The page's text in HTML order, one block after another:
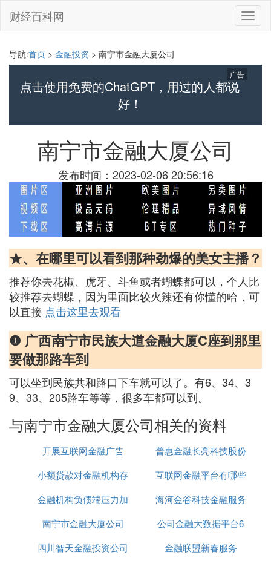
切
换
财经百科网
导航:首页 > 金融投资 > 南宁市金融大厦公司
点击使用免费的ChatGPT，用过的人都说
好！
广告
南宁市金融大厦公司
发布时间：2023-02-06 20:56:16
★、在哪里可以看到那种劲爆的美女主播？
推荐你去花椒、虎牙、斗鱼或者蝴蝶都可以，个人比
较推荐去蝴蝶，因为里面比较火辣还有你懂的哈，可
以直接 点击这里去观看
❶ 广西南宁市民族大道金融大厦C座到那里
要做那路车到
可以坐到民族共和路口下车就可以了。有6、34、3
9、33、205路车等等，很多车都可以到。
与南宁市金融大厦公司相关的资料
开展互联网金融广告
普惠金融长亮科技股份
有限公司
小额贷款对金融机构存
款
互联网金融平台有哪些
还不错
金融机构负债端压力加
大的对策
海河金谷科技金融服务
网
南宁市金融大厦公司
公司金融大数据平台6
四川智天金融投资公司
金融联盟新春服务